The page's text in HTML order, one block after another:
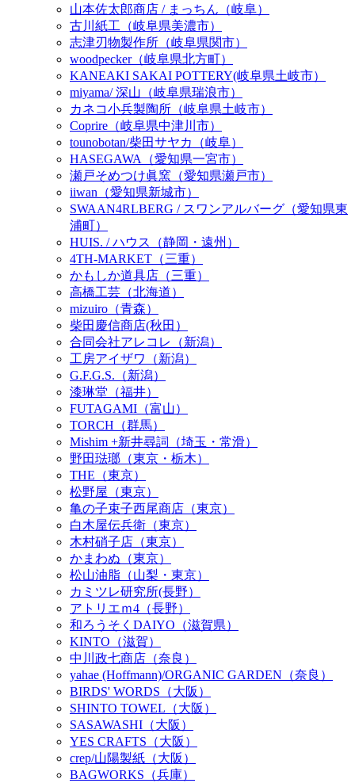
山本佐太郎商店 / まっちん（岐阜）
古川紙工（岐阜県美濃市）
志津刃物製作所（岐阜県関市）
woodpecker（岐阜県北方町）
KANEAKI SAKAI POTTERY(岐阜県土岐市）
miyama/ 深山（岐阜県瑞浪市）
カネコ小兵製陶所（岐阜県土岐市）
Coprire（岐阜県中津川市）
tounobotan/柴田サヤカ（岐阜）
HASEGAWA（愛知県一宮市）
瀬戸そめつけ眞窯（愛知県瀬戸市）
iiwan（愛知県新城市）
SWAAN4RLBERG / スワンアルバーグ（愛知県東
浦町）
HUIS. / ハウス（静岡・遠州）
4TH-MARKET（三重）
かもしか道具店（三重）
高橋工芸（北海道）
mizuiro（青森）
柴田慶信商店(秋田）
合同会社アレコレ（新潟）
工房アイザワ（新潟）
G.F.G.S.（新潟）
漆琳堂（福井）
FUTAGAMI（富山）
TORCH（群馬）
Mishim +新井尋詞（埼玉・常滑）
野田琺瑯（東京・栃木）
THE（東京）
松野屋（東京）
亀の子束子西尾商店（東京）
白木屋伝兵衛（東京）
木村硝子店（東京）
かまわぬ（東京）
松山油脂（山梨・東京）
カミツレ研究所(長野）
アトリエｍ4（長野）
和ろうそくDAIYO（滋賀県）
KINTO（滋賀）
中川政七商店（奈良）
yahae (Hoffmann)/ORGANIC GARDEN（奈良）
BIRDS' WORDS（大阪）
SHINTO TOWEL（大阪）
SASAWASHI（大阪）
YES CRAFTS（大阪）
crep/山陽製紙（大阪）
BAGWORKS（兵庫）